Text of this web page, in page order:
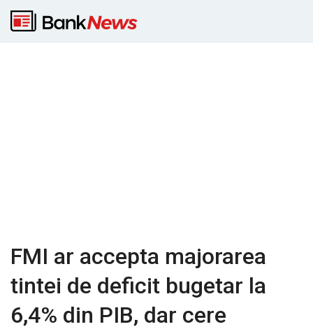
FMI ar accepta majorarea
tintei de deficit bugetar la
6,4% din PIB, dar cere